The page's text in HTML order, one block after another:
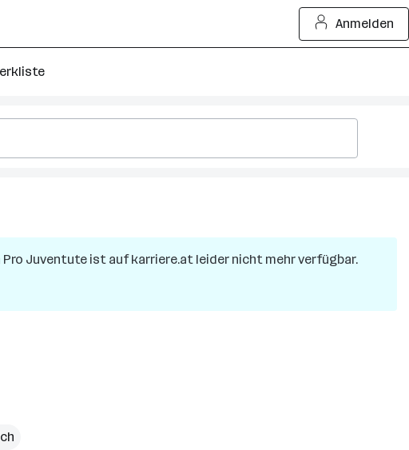
Anmelden
Pro Juventute ist auf karriere.at leider nicht mehr verfügbar.